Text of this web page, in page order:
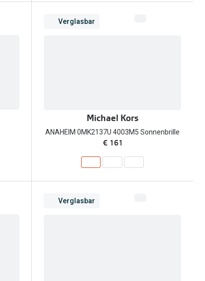
Verglasbar
Michael Kors
ANAHEIM 0MK2137U 4003M5 Sonnenbrille
€ 161
Verglasbar